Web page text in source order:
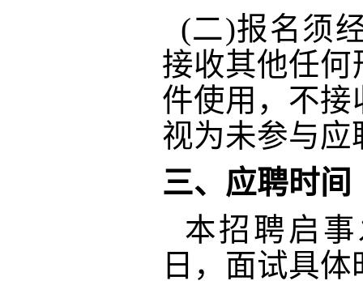
(二)报名须
接收其他任
件使用，不
视为未参与应
三、 应聘时间
本招聘启
日，面试具体